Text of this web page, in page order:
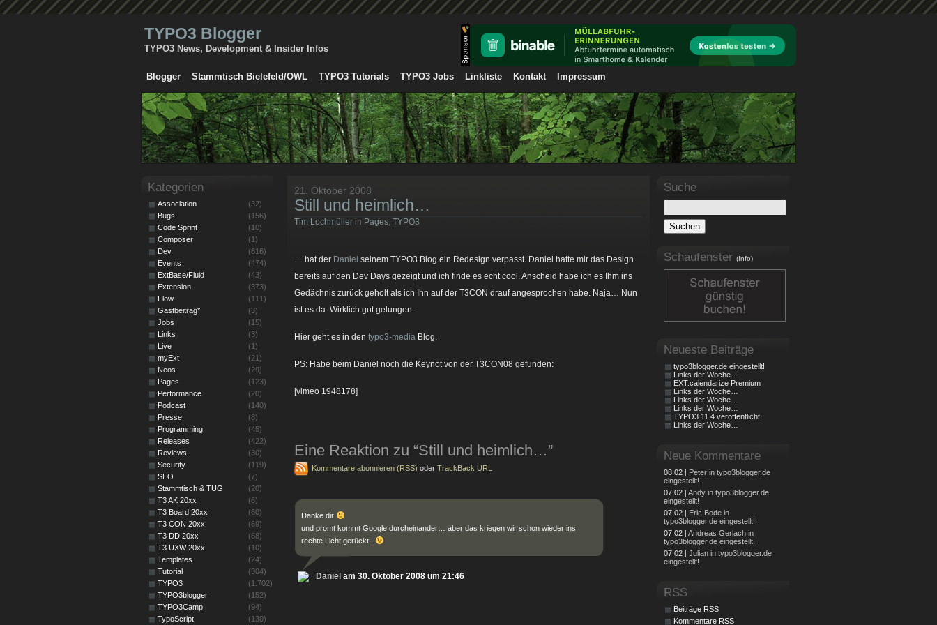
TYPO3 Blogger
TYPO3 News, Development & Insider Infos
Blogger Stammtisch Bielefeld/OWL TYPO3 Tutorials TYPO3 Jobs Linkliste Kontakt Impressum
21. Oktober 2008
Still und heimlich…
Tim Lochmüller in Pages, TYPO3
… hat der Daniel seinem TYPO3 Blog ein Redesign verpasst. Daniel hatte mir das Design
bereits auf den Dev Days gezeigt und ich finde es echt cool. Anscheid habe ich es Ihm ins
Gedächnis zurück geholt als ich Ihn auf der T3CON drauf angesprochen habe. Naja… Nun
ist es da. Wirklich gut gelungen.
Hier geht es in den typo3-media Blog.
PS: Habe beim Daniel noch die Keynot von der T3CON08 gefunden:
[vimeo 1948178]
Eine Reaktion zu “Still und heimlich…”
Kommentare abonnieren (RSS) oder TrackBack URL
Danke dir
und promt kommt Google durcheinander… aber das kriegen wir schon wieder ins
rechte Licht gerückt..
Daniel am 30. Oktober 2008 um 21:46
Suche
Schaufenster (Info)
Neueste Beiträge
typo3blogger.de eingestellt!
Links der Woche…
EXT:calendarize Premium
Links der Woche…
Links der Woche…
Links der Woche…
TYPO3 11.4 veröffentlicht
Links der Woche…
Neue Kommentare
08.02 | Peter in typo3blogger.de
eingestellt!
07.02 | Andy in typo3blogger.de
eingestellt!
07.02 | Eric Bode in
typo3blogger.de eingestellt!
07.02 | Andreas Gerlach in
typo3blogger.de eingestellt!
07.02 | Julian in typo3blogger.de
eingestellt!
RSS
Beiträge RSS
Kommentare RSS
Kategorien
Association
(32)
Bugs
(156)
Code Sprint
(10)
Composer
(1)
Dev
(616)
Events
(474)
ExtBase/Fluid
(43)
Extension
(373)
Flow
(111)
Gastbeitrag*
(3)
Jobs
(15)
Links
(3)
Live
(1)
myExt
(21)
Neos
(29)
Pages
(123)
Performance
(20)
Podcast
(140)
Presse
(8)
Programming
(45)
Releases
(422)
Reviews
(30)
Security
(119)
SEO
(7)
Stammtisch & TUG
(20)
T3 AK 20xx
(6)
T3 Board 20xx
(60)
T3 CON 20xx
(69)
T3 DD 20xx
(68)
T3 UXW 20xx
(10)
Templates
(24)
Tutorial
(304)
TYPO3
(1.702)
TYPO3blogger
(152)
TYPO3Camp
(94)
TypoScript
(130)